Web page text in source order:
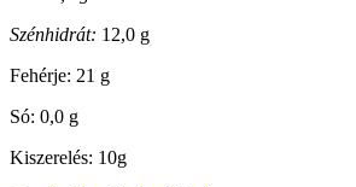
Szénhidrát: 12,0 g
Fehérje: 21 g
Só: 0,0 g
Kiszerelés: 10g